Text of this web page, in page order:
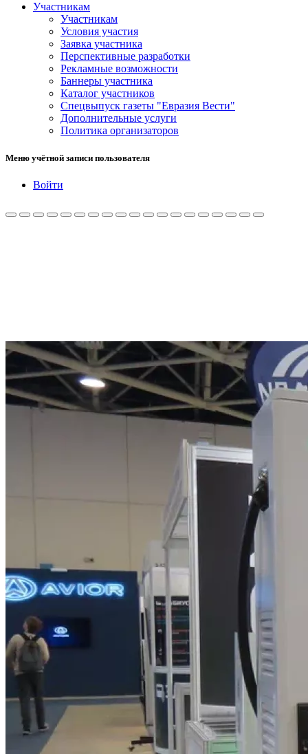
Участникам
Участникам
Условия участия
Заявка участника
Перспективные разработки
Рекламные возможности
Баннеры участника
Каталог участников
Спецвыпуск газеты "Евразия Вести"
Дополнительные услуги
Политика организаторов
Меню учётной записи пользователя
Войти